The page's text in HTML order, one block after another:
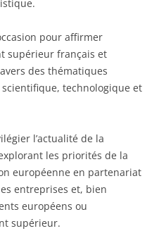
pour affirmer
supérieur français et
des thématiques
technologique et
l’actualité de la
les priorités de la
européenne en partenariat
entreprises et, bien
européens ou
supérieur.